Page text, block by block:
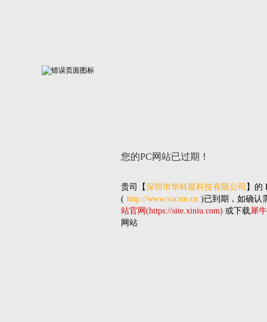
您的PC网站已过期！
贵司 【深圳市华科星科技有限公司 】的
( http://www.vacsin.cn )已到期，如确认
站官网(https://site.xiniu.com) 或下载犀
网站